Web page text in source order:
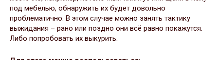
под мебелью, обнаружить их будет довольно
проблематично. В этом случае можно занять тактику
выжидания – рано или поздно они всё равно покажутся.
Либо попробовать их выкурить.